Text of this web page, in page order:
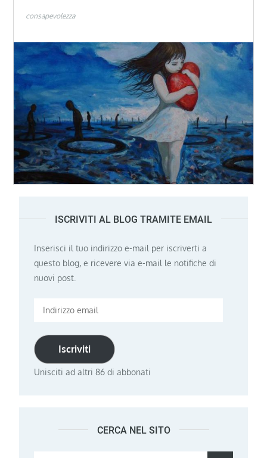
consapevolezza
ISCRIVITI AL BLOG TRAMITE EMAIL
Inserisci il tuo indirizzo e-mail per iscriverti a
questo blog, e ricevere via e-mail le notifiche di
nuovi post.
Indirizzo
Iscriviti
Unisciti ad altri 86 di abbonati
CERCA NEL SITO